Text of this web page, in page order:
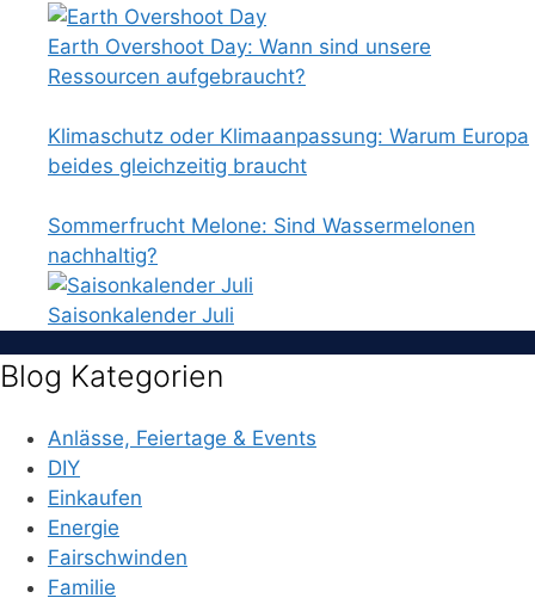
Earth Overshoot Day: Wann sind unsere
Ressourcen aufgebraucht?
Klimaschutz oder Klimaanpassung: Warum Europa
beides gleichzeitig braucht
Sommerfrucht Melone: Sind Wassermelonen
nachhaltig?
Saisonkalender Juli
Blog Kategorien
Anlässe, Feiertage & Events
DIY
Einkaufen
Energie
Fairschwinden
Familie